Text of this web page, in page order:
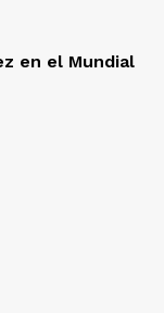
en el Mundial